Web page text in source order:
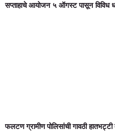
सप्ताहाचे आयोजन ५ ऑगस्ट पासून विविध
फलटण ग्रामीण पोलिसांची गावठी